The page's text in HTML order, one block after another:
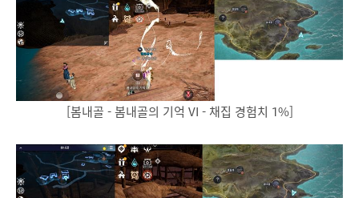
[봄내골 - 봄내골의 기억 VI - 채집 경험치 1%]